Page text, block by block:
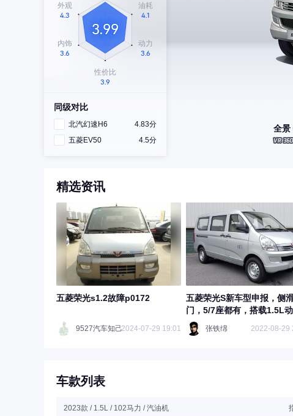
同级对比
北汽幻速H6
4.83分
五菱EV50
4.5分
全景
精选资讯
五菱荣光s1.2故障p0172
9527汽车知己2024-07-29 19:01
五菱荣光S新车型申报，侧
门，5/7座都有，搭载1.5L
张铁绵 2022-08-29
车款列表
2023款 / 1.5L / 102马力 / 汽油机